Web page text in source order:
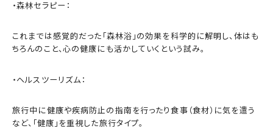
・森林セラピー：
これまでは感覚的だった「森林浴」の効果を科学的に解明し、体はも
ちろんのこと、心の健康にも活かしていくという試み。
・ヘルスツーリズム：
旅行中に健康や疾病防止の指南を行ったり食事（食材）に気を遣う
など、「健康」を重視した旅行タイプ。